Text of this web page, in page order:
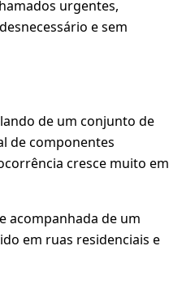
urgentes,
e sem
de um conjunto de
de componentes
cresce muito em
acompanhada de um
em ruas residenciais e